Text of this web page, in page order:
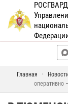
Главная
оперативно